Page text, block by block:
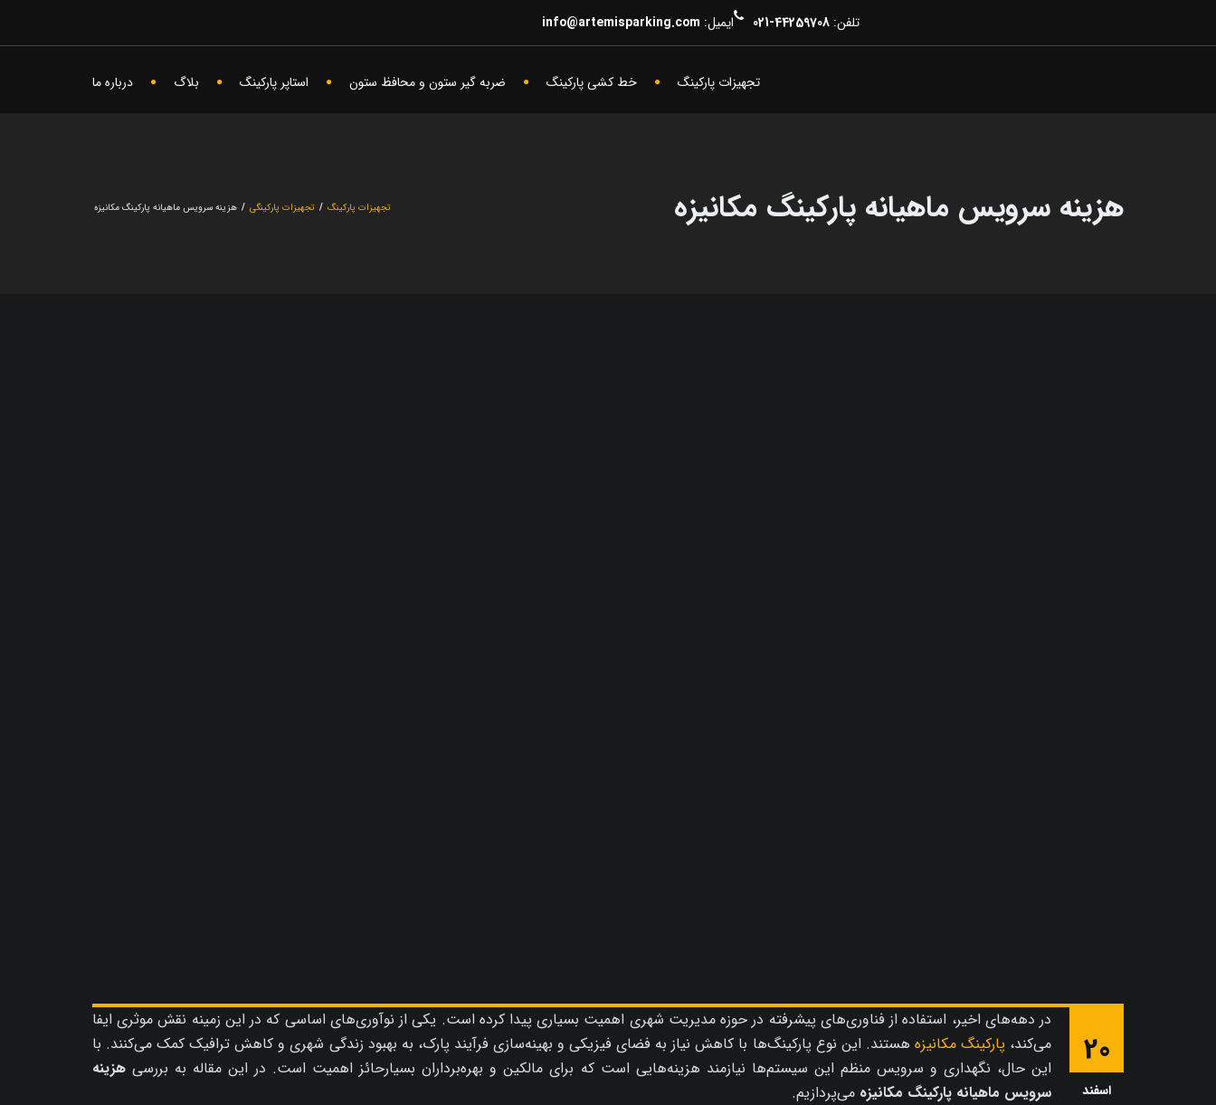
تلفن:44259708-021 ایمیل:
تجهیزات پارکینگ خط کشی پارکینگ ضربه گیر ستون و محافظ ستون استاپر پارکینگ بلاگ درباره ما
هزینه سرویس ماهیانه پارکینگ مکانیزه تجهیزات پارکینگ / تجهیزات پارکینگی / هزینه سرویس ماهیانه پارکینگ مکانیزه
20
اسفند
در دهه‌های اخیر، استفاده از فناوری‌های پیشرفته در حوزه مدیریت شهری اهمیت بسیاری پیدا کرده است. یکی از نوآوری‌های اساسی که در این زمینه نقش موثری ایفا
می‌کند، پارکینگ‌ مکانیزه هستند. این نوع پارکینگ‌ها با کاهش نیاز به فضای فیزیکی و بهینه‌سازی فرآیند پارک، به بهبود زندگی شهری و کاهش ترافیک کمک می‌کنند. با
این حال، نگهداری و سرویس منظم این سیستم‌ها نیازمند هزینه‌هایی است که برای مالکین و بهره‌برداران بسیارحائز اهمیت است. در این مقاله به بررسی هزینه
سرویس ماهیانه پارکینگ مکانیزه می‌پردازیم.